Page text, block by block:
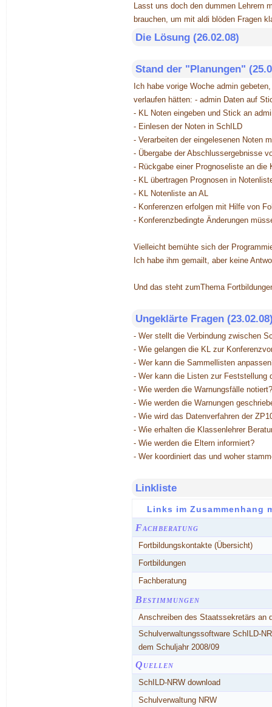
Lasst uns doch den dummen Lehrern
brauchen, um mit aldi blöden Fragen
Die Lösung (26.02.08)
Stand der "Planungen"
Ich habe vorige Woche admin
verlaufen hätten: - admin Daten auf
- KL Noten eingeben und Stick an
- Einlesen der Noten in SchILD
- Verarbeiten der eingelesenen Noten
- Übergabe der Abschlussergebnisse
- Rückgabe einer Prognoseliste an die
- KL übertragen Prognosen in
- KL Notenliste an AL
- Konferenzen erfolgen mit Hilfe von
- Konferenzbedingte Änderungen
Vielleicht bemühte sich der
Ich habe ihm gemailt, aber keine
Und das steht zumThema
Ungeklärte Fragen
- Wer stellt die Verbindung zwischen
- Wie gelangen die KL zur
- Wer kann die Sammellisten
- Wer kann die Listen zur Feststellung
- Wie werden die Warnungsfälle notiert?
- Wie werden die Warnungen
- Wie wird das Datenverfahren der
- Wie erhalten die Klassenlehrer
- Wie werden die Eltern informiert?
- Wer koordiniert das und woher
Linkliste
Links im Zusammenhang
Fachberatung
Fortbildungskontakte (Übersicht)
Fortbildungen
Fachberatung
Bestimmungen
Anschreiben des Staatssekretärs
Schulverwaltungssoftware SchILD-
dem Schuljahr 2008/09
Quellen
SchILD-NRW download
Schulverwaltung NRW